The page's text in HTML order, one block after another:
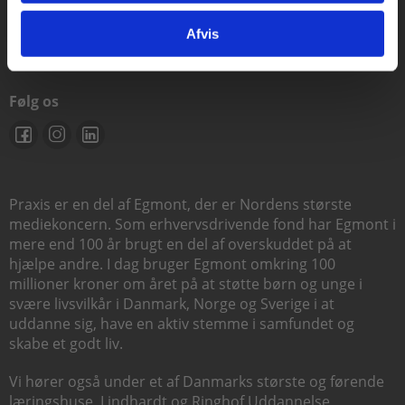
Afvis
Følg os
Praxis er en del af Egmont, der er Nordens største
mediekoncern. Som erhvervsdrivende fond har Egmont i
mere end 100 år brugt en del af overskuddet på at
hjælpe andre. I dag bruger Egmont omkring 100
millioner kroner om året på at støtte børn og unge i
svære livsvilkår i Danmark, Norge og Sverige i at
uddanne sig, have en aktiv stemme i samfundet og
skabe et godt liv.
Vi hører også under et af Danmarks største og førende